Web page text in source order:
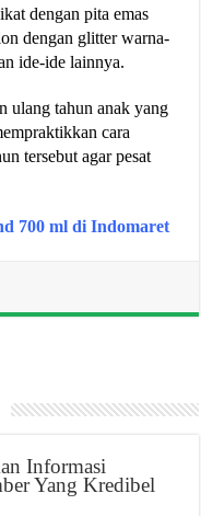
dengan pita emas
dengan glitter warna-
ide-ide lainnya.
ulang tahun anak yang
cara
tersebut agar pesat
700 ml di Indomaret
Informasi
Yang Kredibel